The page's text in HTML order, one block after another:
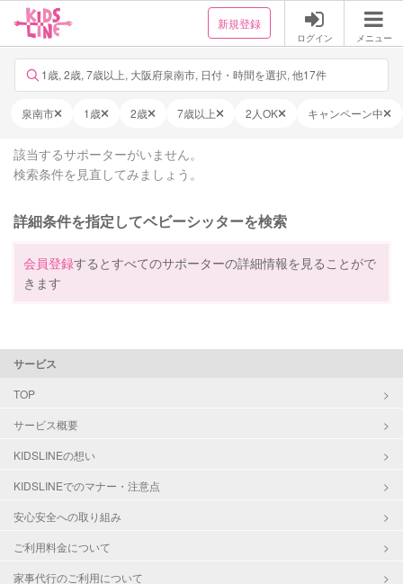
新規登録
ログイン メニュー
1歳, 2歳, 7歳以上, 大阪府泉南市, 日付・時間を選択, 他17件
泉南市 1歳 2歳 7歳以上 2人OK キャンペーン中
該当するサポーターがいません。
検索条件を見直してみましょう。
詳細条件を指定してベビーシッターを検索
会員登録するとすべてのサポーターの詳細情報を見ることがで
きます
サービス
TOP
サービス概要
KIDSLINEの想い
KIDSLINEでのマナー・注意点
安心安全への取り組み
ご利用料金について
家事代行のご利用について